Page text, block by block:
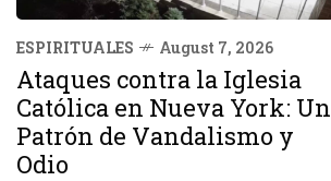
ESPIRITUALES August 7, 2026
Ataques contra la Iglesia
Católica en Nueva York: Un
Patrón de Vandalismo y
Odio